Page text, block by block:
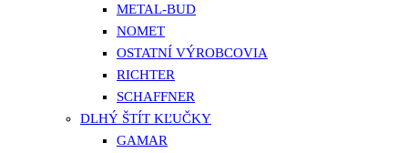
METAL-BUD
NOMET
OSTATNÍ VÝROBCOVIA
RICHTER
SCHAFFNER
DLHÝ ŠTÍT KĽUČKY
GAMAR